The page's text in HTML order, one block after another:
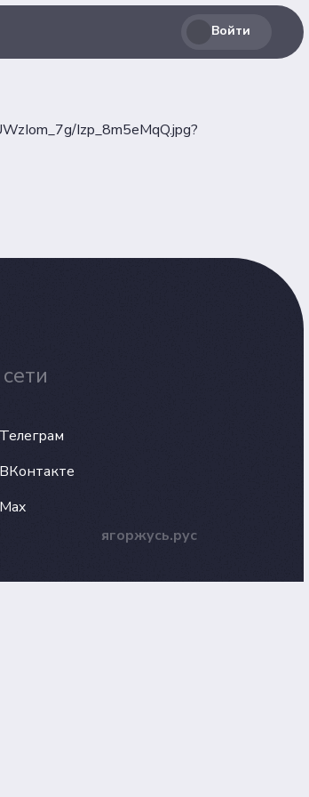
Войти
Izp_8m5eMqQ.jpg?
Телеграм
ВКонтакте
Max
ягоржусь.рус